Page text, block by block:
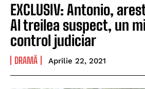
EXCLUSIV: Antonio,
Al treilea suspect, un
control judiciar
DRAMĂ Aprilie 22, 2021